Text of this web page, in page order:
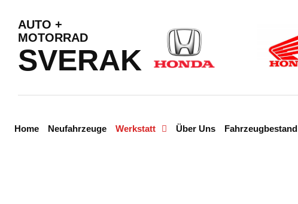
AUTO +
MOTORRAD
SVERAK
Home Neufahrzeuge Werkstatt Über Uns Fahrzeugbestand